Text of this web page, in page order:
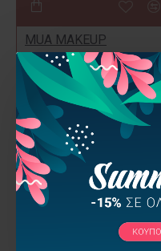
MUA MAKEUP
ACADEMY
MUA Flat Eye Base Brush
Holo
5,99€